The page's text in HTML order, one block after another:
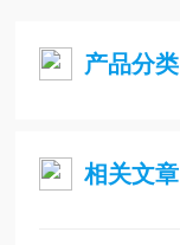
产品分类
相关文章